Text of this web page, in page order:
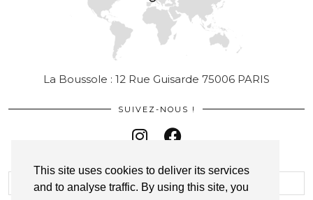
This site uses cookies to deliver its services
and to analyse traffic. By using this site, you
La Boussole : 12 Rue Guisarde 75006 PARIS
SUIVEZ-NOUS !